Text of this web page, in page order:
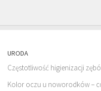
URODA
Częstotliwość higienizacji
Kolor oczu u noworodków –